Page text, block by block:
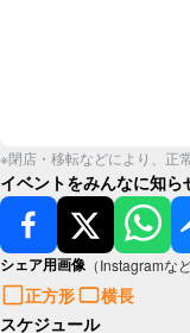
※閉店・移転などにより、正
イベントをみんなに知ら
シェア用画像 （Instagramな
正方形
横長
スケジュール